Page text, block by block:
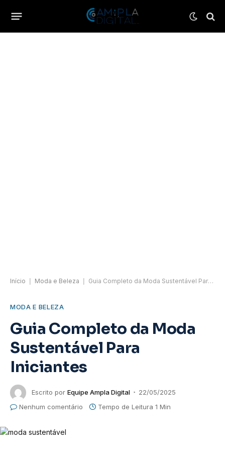
Início Moda e Beleza Guia Completo da Moda Sustentável Para Iniciantes
MODA E BELEZA
Guia Completo da Moda
Sustentável Para
Iniciantes
Escrito por Equipe Ampla Digital
22/05/2025
Nenhum comentário
Tempo de Leitura 1 Min